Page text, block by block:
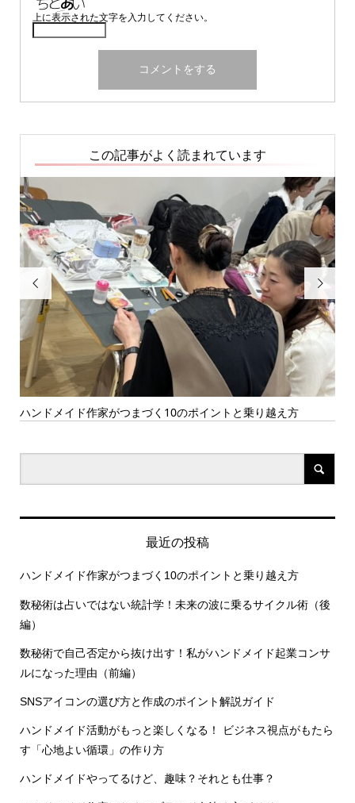
上に表示された文字を入力してください。
この記事がよく読まれています

のポイントと乗り越え方
数秘術は占いではない統計学！未

最近の投稿
ハンドメイド作家がつまづく10のポイントと乗り越え方
数秘術は占いではない統計学！未来の波に乗るサイクル術（後
編）
数秘術で自己否定から抜け出す！私がハンドメイド起業コンサ
ルになった理由（前編）
SNSアイコンの選び方と作成のポイント解説ガイド
ハンドメイド活動がもっと楽しくなる！ ビジネス視点がもたら
す「心地よい循環」の作り方
ハンドメイドやってるけど、趣味？それとも仕事？